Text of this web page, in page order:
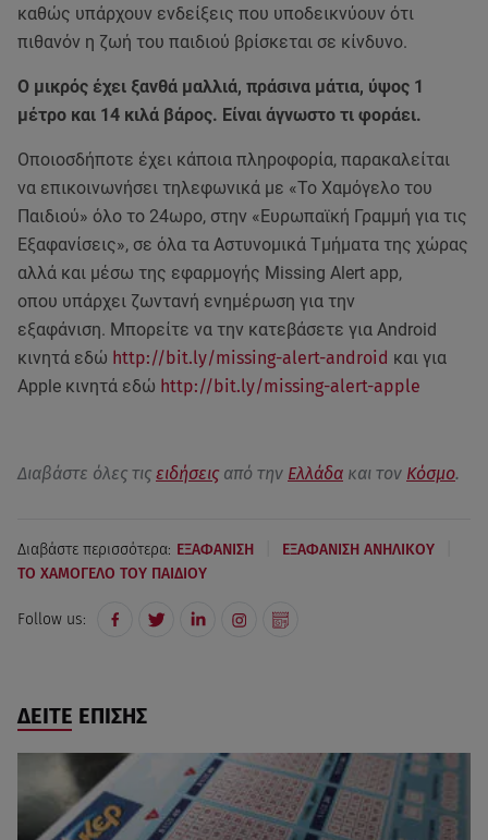
καθώς υπάρχουν ενδείξεις που υποδεικνύουν ότι
πιθανόν η ζωή του παιδιού βρίσκεται σε κίνδυνο.
Ο μικρός έχει ξανθά μαλλιά, πράσινα μάτια, ύψος 1
μέτρο και 14 κιλά βάρος. Είναι άγνωστο τι φοράει.
Οποιοσδήποτε έχει κάποια πληροφορία, παρακαλείται
να επικοινωνήσει τηλεφωνικά με «Το Χαμόγελο του
Παιδιού» όλο το 24ωρο, στην «Ευρωπαϊκή Γραμμή για τις
Εξαφανίσεις», σε όλα τα Αστυνομικά Τμήματα της χώρας
αλλά και μέσω της εφαρμογής Missing Alert app,
οπου υπάρχει ζωντανή ενημέρωση για την
εξαφάνιση. Μπορείτε να την κατεβάσετε για Android
κινητά εδώ http://bit.ly/missing-alert-android και για
Apple κινητά εδώ http://bit.ly/missing-alert-apple
Διαβάστε όλες τις ειδήσεις από την Ελλάδα και τον Κόσμο.
Διαβάστε περισσότερα: ΕΞΑΦΑΝΙΣΗ ΕΞΑΦΑΝΙΣΗ ΑΝΗΛΙΚΟΥ
ΤΟ ΧΑΜΟΓΕΛΟ ΤΟΥ ΠΑΙΔΙΟΥ
Follow us:
ΔΕΙΤΕ ΕΠΙΣΗΣ